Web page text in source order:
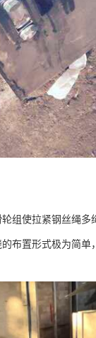
组使拉紧钢丝绳
布置形式极为简